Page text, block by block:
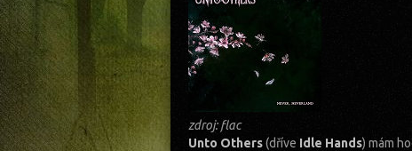
zdroj: flac
Unto Others(dříve Idle Hands) mám